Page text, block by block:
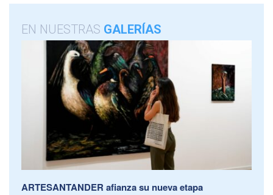
EN NUESTRAS GALERÍAS
ARTESANTANDER afianza su nueva etapa